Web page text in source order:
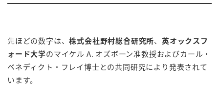
先ほどの数字は、株式会社野村総合研究所、英オックスフ
ォード大学のマイケル A. オズボーン准教授およびカール・
ベネディクト・フレイ博士との共同研究により発表されて
います。